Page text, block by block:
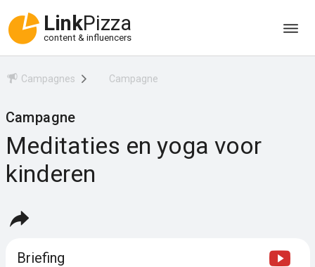
LinkPizza
content & influencers
Campagnes Campagne
Campagne
Meditaties en yoga voor
kinderen
Briefing